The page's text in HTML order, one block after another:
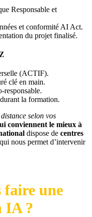
Responsable et
et conformité AI Act.
du projet finalisé.
(ACTIF).
clé en main.
responsable.
la formation.
selon vos
conviennent le mieux à
dispose de centres
nous permet d’intervenir
faire une
IA ?